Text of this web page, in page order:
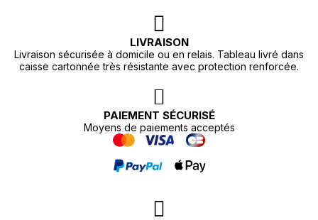
LIVRAISON
Livraison sécurisée à domicile ou en relais. Tableau livré dans
caisse cartonnée très résistante avec protection renforcée.
PAIEMENT SÉCURISÉ
Moyens de paiements acceptés